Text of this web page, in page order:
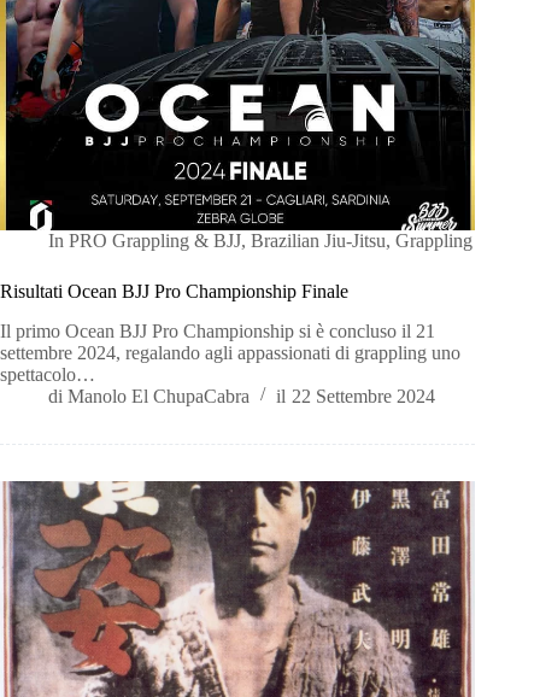
In PRO Grappling & BJJ,Brazilian Jiu-Jitsu,Grappling
Risultati Ocean BJJ Pro Championship Finale
Il primo Ocean BJJ Pro Championship si è concluso il 21
settembre 2024, regalando agli appassionati di grappling uno
spettacolo…
di Manolo El ChupaCabra il 22 Settembre 2024